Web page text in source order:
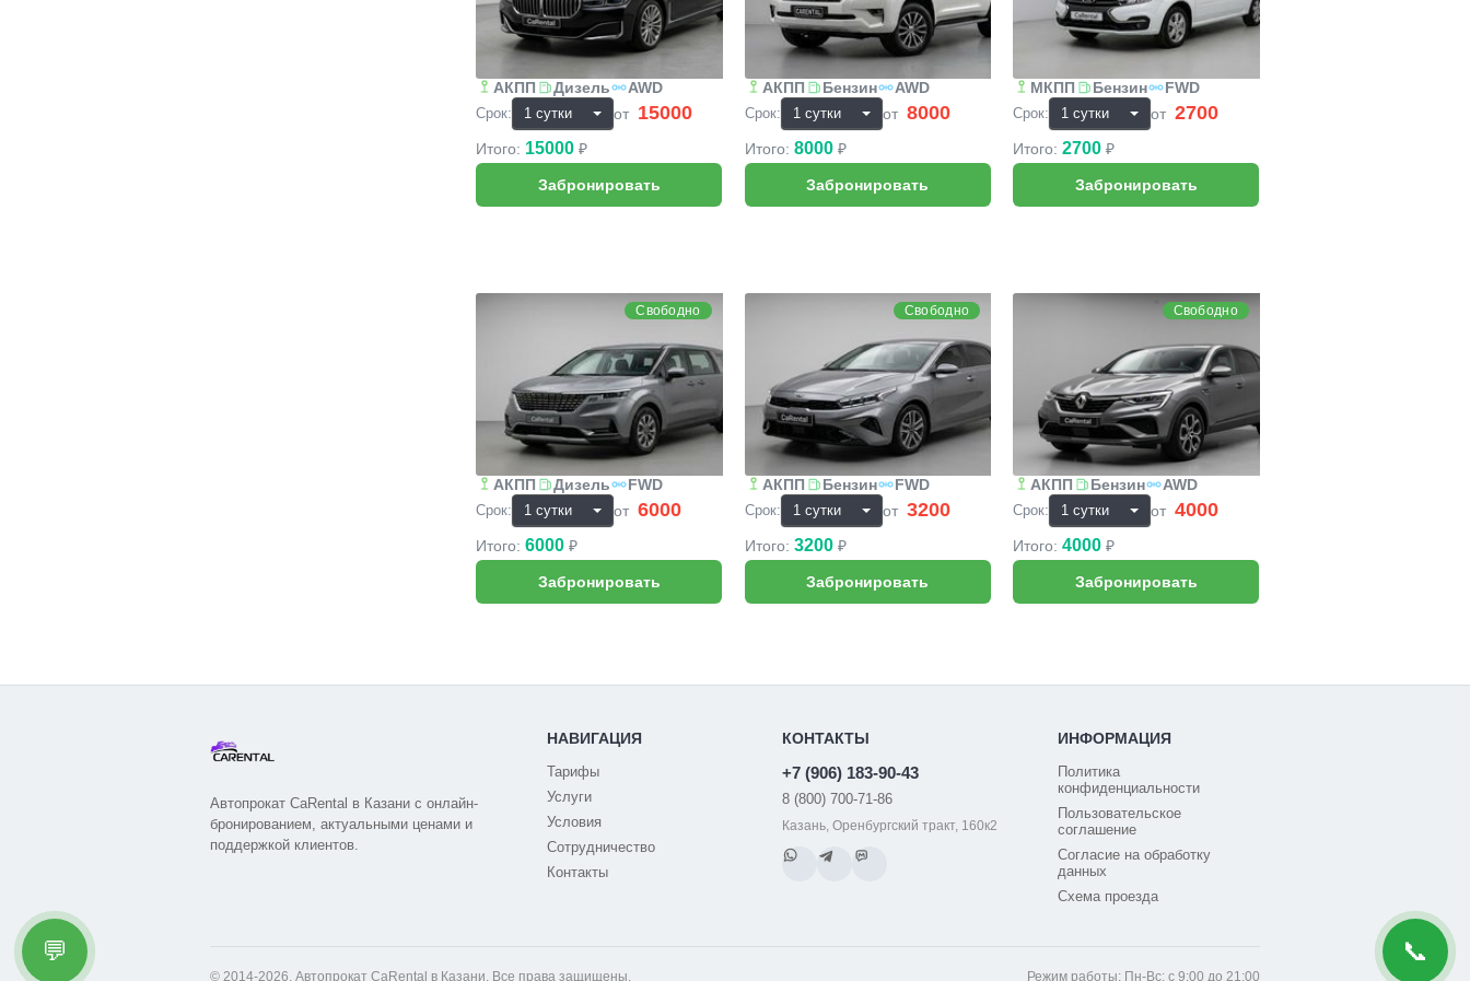
АКПП Дизель AWD
Срок: от 15000
Итого: 15000 ₽
АКПП Бензин AWD
Срок: от 8000
Итого: 8000 ₽
МКПП Бензин FWD
Срок: от 2700
Итого:2700 ₽
Свободно
АКПП Дизель FWD
Срок: от 6000
Итого: 6000 ₽
Свободно
АКПП Бензин FWD
Срок: от 3200
Итого: 3200 ₽
Свободно
АКПП Бензин AWD
Срок: от 4000
Итого:4000 ₽
Автопрокат CaRental в Казани с онлайн-
бронированием, актуальными ценами и
поддержкой клиентов.
НАВИГАЦИЯ
Тарифы
Услуги
Условия
Сотрудничество
Контакты
КОНТАКТЫ
+7 (906) 183-90-43
8 (800) 700-71-86
Казань, Оренбургский тракт, 160к2
ИНФОРМАЦИЯ
Политика
конфиденциальности
Пользовательское
соглашение
Согласие на обработку
данных
Схема проезда
© 2014-2026, Автопрокат CaRental в Казани. Все права защищены. Режим работы: Пн-Вс: с 9:00 до 21:00
📞
💬